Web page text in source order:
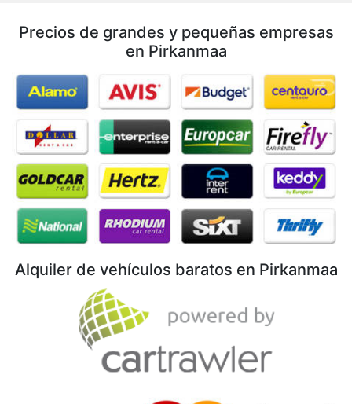
Precios de grandes y pequeñas empresas
en Pirkanmaa
Alquiler de vehículos baratos en Pirkanmaa